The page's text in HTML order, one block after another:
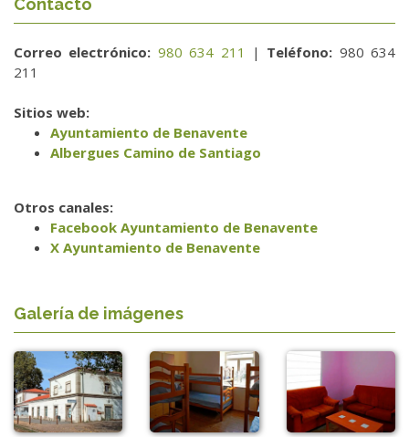
Correo electrónico: 980 634 211 | Teléfono: 980 634
211
Sitios web:
Ayuntamiento de Benavente
Albergues Camino de Santiago
Otros canales:
Facebook Ayuntamiento de Benavente
X Ayuntamiento de Benavente
Galería de imágenes